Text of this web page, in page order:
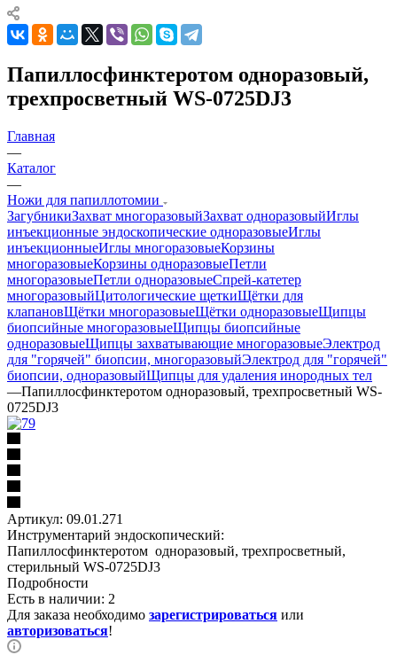
Папиллосфинктеротом одноразовый,
трехпросветный WS-0725DJ3
Главная
—
Каталог
—
Ножи для папиллотомии
ЗагубникиЗахват многоразовыйЗахват одноразовыйИглы
инъекционные эндоскопические одноразовыеИглы
инъекционныеИглы многоразовыеКорзины
многоразовыеКорзины одноразовыеПетли
многоразовыеПетли одноразовыеСпрей-катетер
многоразовыйЦитологические щеткиЩётки для
клапановЩётки многоразовыеЩётки одноразовыеЩипцы
биопсийные многоразовыеЩипцы биопсийные
одноразовыеЩипцы захватывающие многоразовыеЭлектрод
для "горячей" биопсии, многоразовыйЭлектрод для "горячей"
биопсии, одноразовыйЩипцы для удаления инородных тел
—Папиллосфинктеротом одноразовый, трехпросветный WS-
0725DJ3
Артикул: 09.01.271
Инструментарий эндоскопический:
Папиллосфинктеротом одноразовый, трехпросветный,
стерильный WS-0725DJ3
Подробности
Есть в наличии: 2
Для заказа необходимо зарегистрироваться или
авторизоваться!